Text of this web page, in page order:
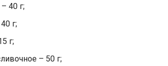
40 г;
г;
г;
– 50 г;